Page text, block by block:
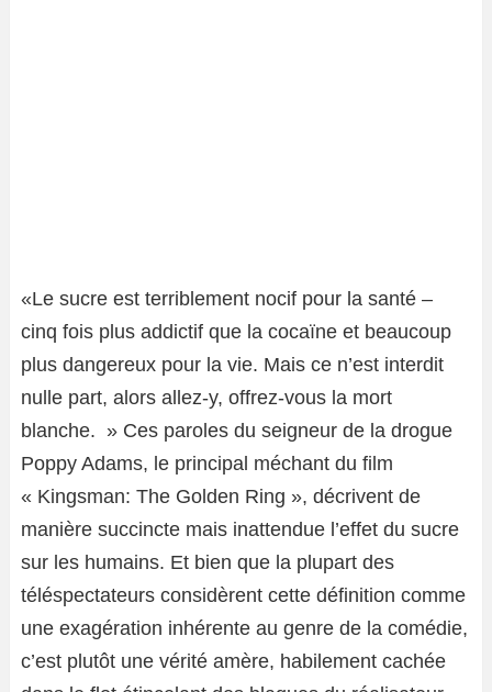
«Le sucre est terriblement nocif pour la santé –
cinq fois plus addictif que la cocaïne et beaucoup
plus dangereux pour la vie. Mais ce n’est interdit
nulle part, alors allez-y, offrez-vous la mort
blanche. » Ces paroles du seigneur de la drogue
Poppy Adams, le principal méchant du film
« Kingsman: The Golden Ring », décrivent de
manière succincte mais inattendue l’effet du sucre
sur les humains. Et bien que la plupart des
téléspectateurs considèrent cette définition comme
une exagération inhérente au genre de la comédie,
c’est plutôt une vérité amère, habilement cachée